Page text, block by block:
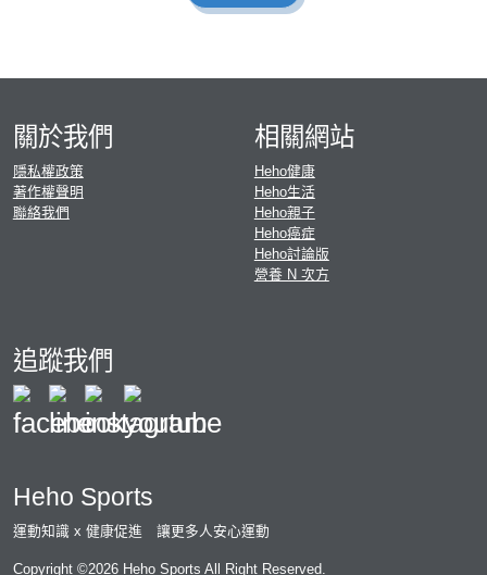
Heho Sports
運動知識 x 健康促進 讓更多人安心運動
Copyright ©2026 Heho Sports All Right Reserved.
關於我們
隱私權政策
著作權聲明
聯絡我們
相關網站
Heho健康
Heho生活
Heho親子
Heho癌症
Heho討論版
營養 N 次方
追蹤我們